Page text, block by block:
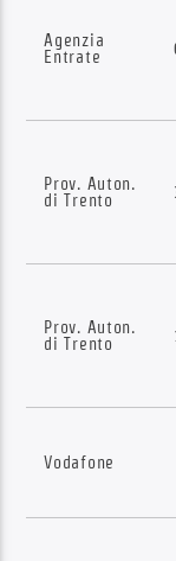
Agenzia
Entrate
Prov. Auton.
di Trento
Prov. Auton.
di Trento
Vodafone